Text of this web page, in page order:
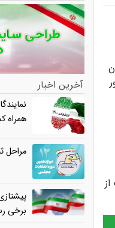
از
آخرین اخبار
همراه
مراحل
برخی